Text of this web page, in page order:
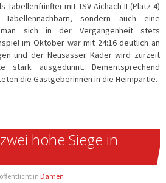
Tabellenfünfter mit TSV Aichach II (Platz 4)
sondern auch eine
sich in der Vergangenheit stets
im Oktober war mit 24:16 deutlich an
und der Neusässer Kader wird zurzeit
stark ausgedünnt. Dementsprechend
die Gastgeberinnen in die Heimpartie.
hohe Siege in
in Damen